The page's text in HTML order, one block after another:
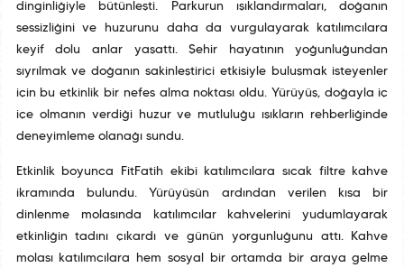
dinginliğiyle bütünleşti. Parkurun ışıklandırmaları, doğanın
sessizliğini ve huzurunu daha da vurgulayarak katılımcılara
keyif dolu anlar yaşattı. Şehir hayatının yoğunluğundan
sıyrılmak ve doğanın sakinleştirici etkisiyle buluşmak isteyenler
için bu etkinlik bir nefes alma noktası oldu. Yürüyüş, doğayla iç
içe olmanın verdiği huzur ve mutluluğu ışıkların rehberliğinde
deneyimleme olanağı sundu.
Etkinlik boyunca FitFatih ekibi katılımcılara sıcak filtre kahve
ikramında bulundu. Yürüyüşün ardından verilen kısa bir
dinlenme molasında katılımcılar kahvelerini yudumlayarak
etkinliğin tadını çıkardı ve günün yorgunluğunu attı. Kahve
molası katılımcılara hem sosyal bir ortamda bir araya gelme